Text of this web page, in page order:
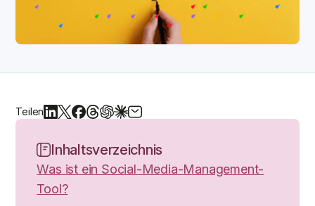
Teilen
Inhaltsverzeichnis
Was ist ein Social-Media-Management-
Tool?